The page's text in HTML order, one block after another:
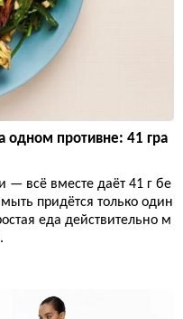
одном противне: 41 гра
— всё вместе даёт 41 г бе
придётся только один
еда действительно м